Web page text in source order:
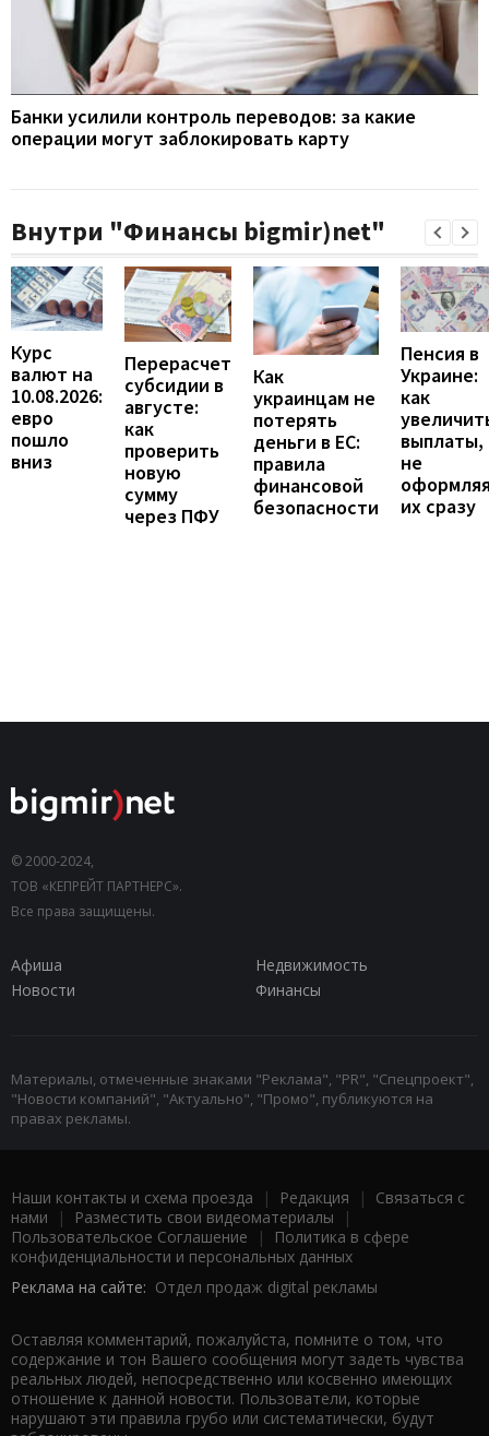
Банки усилили контроль переводов: за какие
операции могут заблокировать карту
Внутри "Финансы bigmir)net"
Курс
валют на
10.08.2026:
евро
пошло
вниз
Перерасчет
субсидии в
августе:
как
проверить
новую
сумму
через ПФУ
Как
украинцам не
потерять
деньги в ЕС:
правила
финансовой
безопасности
Пенсия в
Украине:
как
выплаты,
не
их сразу
© 2000-2024,
ТОВ «КЕПРЕЙТ ПАРТНЕРС».
Все права защищены.
Афиша
Недвижимость
Новости
Финансы
Материалы, отмеченные знаками "Реклама", "PR", "Спецпроект",
"Новости компаний", "Актуально", "Промо", публикуются на
правах рекламы.
Наши контакты и схема проезда | Редакция | Связаться с
нами | Разместить свои видеоматериалы |
Пользовательское Соглашение |
Политика в сфере
конфиденциальности и персональных данных
Реклама на сайте: Отдел продаж digital рекламы
Оставляя комментарий, пожалуйста, помните о том, что
содержание и тон Вашего сообщения могут задеть чувства
реальных людей, непосредственно или косвенно имеющих
отношение к данной новости. Пользователи, которые
нарушают эти правила грубо или систематически, будут